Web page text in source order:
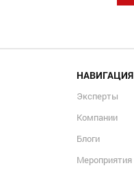
НАВИГАЦИЯ
Эксперты
Компании
Блоги
Мероприятия